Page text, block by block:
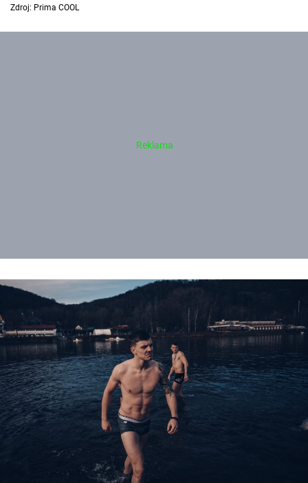
Zdroj: Prima COOL